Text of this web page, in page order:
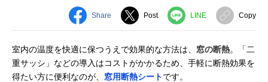
Share Post LINE Copy
室内の温度を快適に保つうえで効果的な方法は、 窓の断熱。「二
重サッシ」などの導入はコストがかかるため、手軽に断熱効果を
得たい方に便利なのが、 窓用断熱シートです。